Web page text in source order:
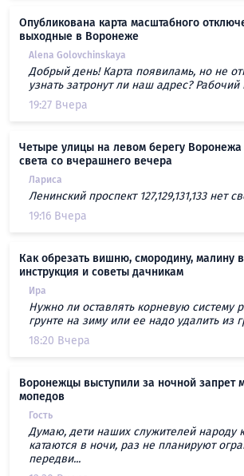
Опубликована карта масштабного
выходные в Воронеже
Alena Golovchinskaya
Добрый день! Карта появиламь, но не
узнать затронут ли наш адрес? Рабочий
19:27 Вчера
Четыре улицы на левом берегу Воронежа
света со вчерашнего вечера
Лариса
Ленинский проспект 127,129,131,133 нет
19:16 Вчера
Как обрезать вишню, смородину, малину в
инструкция и советы дачникам
Ира
Нужно ли оставлять корневую систему
грунте на зиму или ее надо удалить из
18:20 Вчера
Воронежцы выступили за ночной запрет
мопедов
Гость
Думаю, дети наших служителей народу
катаются в ночи, раз не планируют
передви...